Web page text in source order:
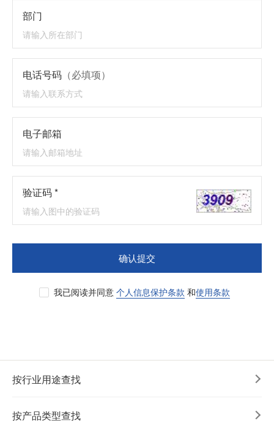
部门
电话号码 （必填项）
电子邮箱
验证码 *
确认提交
我已阅读并同意 个人信息保护条款 和使用条款
按行业用途查找
按产品类型查找